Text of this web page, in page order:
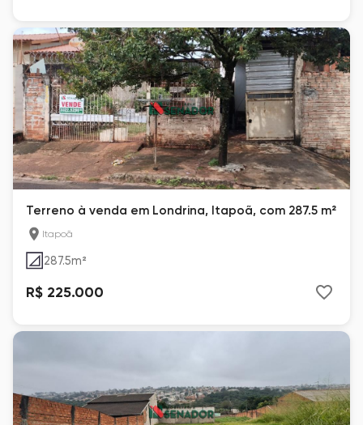
Terreno à venda em Londrina, Itapoã, com 287.5 m²
Itapoã
287.5m²
R$ 225.000